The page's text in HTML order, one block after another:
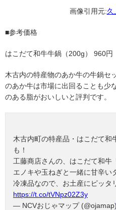
画像引用元:久
■参考価格
はこだて和牛牛鍋（200g） 960円
木古内の特産物のあか牛の牛鍋セ
のあか牛は市場に出回ることも少
のある脂がおいしいと評判です。
木古内町の特産品・はこだて和
も！
工藤商店さんの、はこだて和牛
エノキや玉ねぎと一緒に甘辛い
冷凍品なので、お土産にピッ
https://t.co/tVNpz02Z3y
— NCVおじゃマップ (@ojamap)